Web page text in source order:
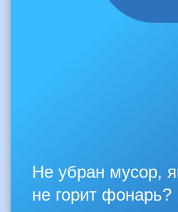
Не убран мусор,
не горит фонарь?